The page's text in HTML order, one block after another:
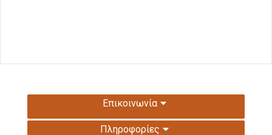
Επικοινωνία
Πληροφορίες